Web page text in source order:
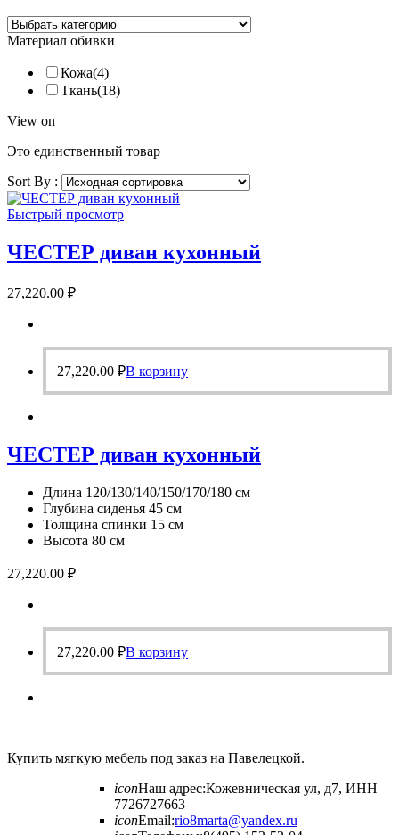
Материал обивки
Кожа(4)
Ткань(18)
View on
Это единственный товар
Sort By :
Быстрый просмотр
ЧЕСТЕР диван кухонный
27,220.00 ₽
27,220.00 ₽В корзину
ЧЕСТЕР диван кухонный
Длина 120/130/140/150/170/180 см
Глубина сиденья 45 см
Толщина спинки 15 см
Высота 80 см
27,220.00 ₽
27,220.00 ₽В корзину
Купить мягкую мебель под заказ на Павелецкой.
iconНаш адрес:Кожевническая ул, д7, ИНН
7726727663
iconEmail:rio8marta@yandex.ru